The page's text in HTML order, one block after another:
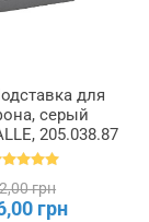
для
серый
205.038.87
грн
грн